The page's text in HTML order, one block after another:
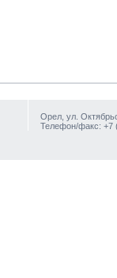
Орел, ул.
Телефон/факс: +7